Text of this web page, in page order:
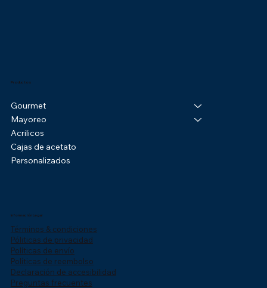
Productos
Gourmet
Mayoreo
Acrilicos
Cajas de acetato
Personalizados
Información Legal
Términos & condiciones
Póliticas de privacidad
Políticas de envío
Políticas de reembolso
Declaración de accesibilidad
Preguntas frecuentes